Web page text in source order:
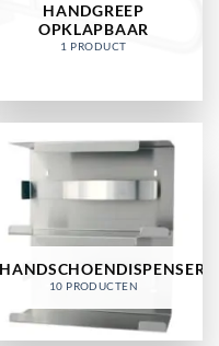
HANDGREEP
OPKLAPBAAR
1 PRODUCT
HANDSCHOENDISPENSER
10 PRODUCTEN